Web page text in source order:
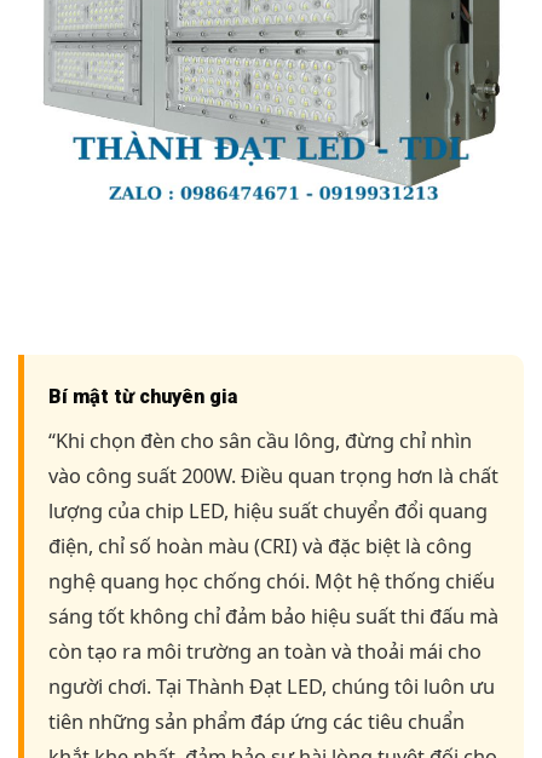
Bí mật từ chuyên gia
“Khi chọn đèn cho sân cầu lông, đừng chỉ nhìn
vào công suất 200W. Điều quan trọng hơn là chất
lượng của chip LED, hiệu suất chuyển đổi quang
điện, chỉ số hoàn màu (CRI) và đặc biệt là công
nghệ quang học chống chói. Một hệ thống chiếu
sáng tốt không chỉ đảm bảo hiệu suất thi đấu mà
còn tạo ra môi trường an toàn và thoải mái cho
người chơi. Tại Thành Đạt LED, chúng tôi luôn ưu
tiên những sản phẩm đáp ứng các tiêu chuẩn